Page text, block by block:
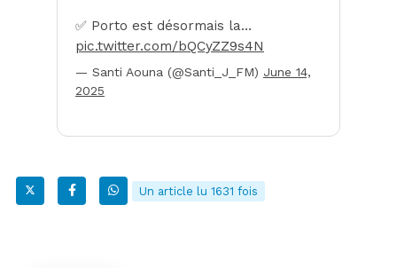
✅️ Porto est désormais la…
pic.twitter.com/bQCyZZ9s4N
— Santi Aouna (@Santi_J_FM) June 14,
2025
Un article lu 1631 fois